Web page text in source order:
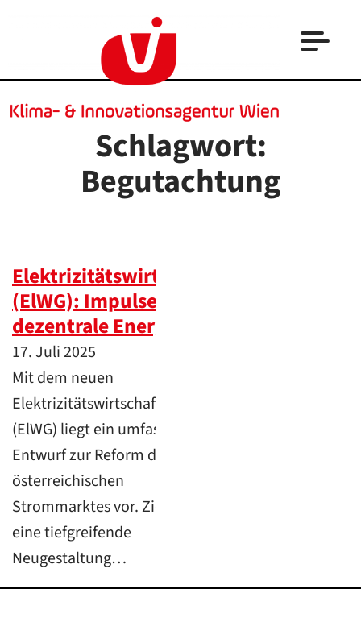
Schlagwort:
Begutachtung
Elektrizitätswirtschaftsgesetz
(ElWG): Impulse für eine
dezentrale Energiewelt
17. Juli 2025
Mit dem neuen
Elektrizitätswirtschaftsgesetz
(ElWG) liegt ein umfassender
Entwurf zur Reform des
österreichischen
Strommarktes vor. Ziel ist
eine tiefgreifende
Neugestaltung…